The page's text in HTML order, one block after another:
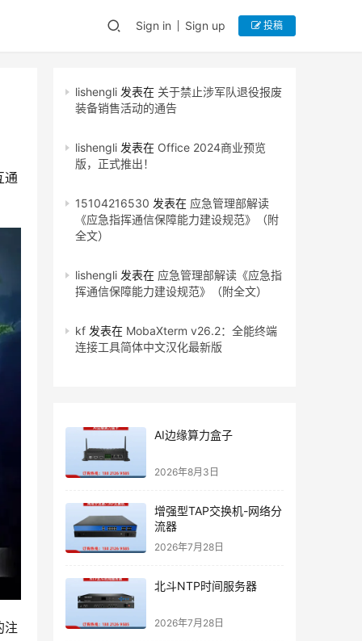
Sign in Sign up 投稿
通
注
lishengli 发表在 关于禁止涉军队退役报废
装备销售活动的通告
lishengli 发表在 Office 2024商业预览
版，正式推出！
15104216530 发表在 应急管理部解读
《应急指挥通信保障能力建设规范》（附
全文）
lishengli 发表在 应急管理部解读《应急指
挥通信保障能力建设规范》（附全文）
kf 发表在 MobaXterm v26.2：全能终端
连接工具简体中文汉化最新版
AI边缘算力盒子
2026年8月3日
增强型TAP交换机-网络分
流器
2026年7月28日
北斗NTP时间服务器
2026年7月28日